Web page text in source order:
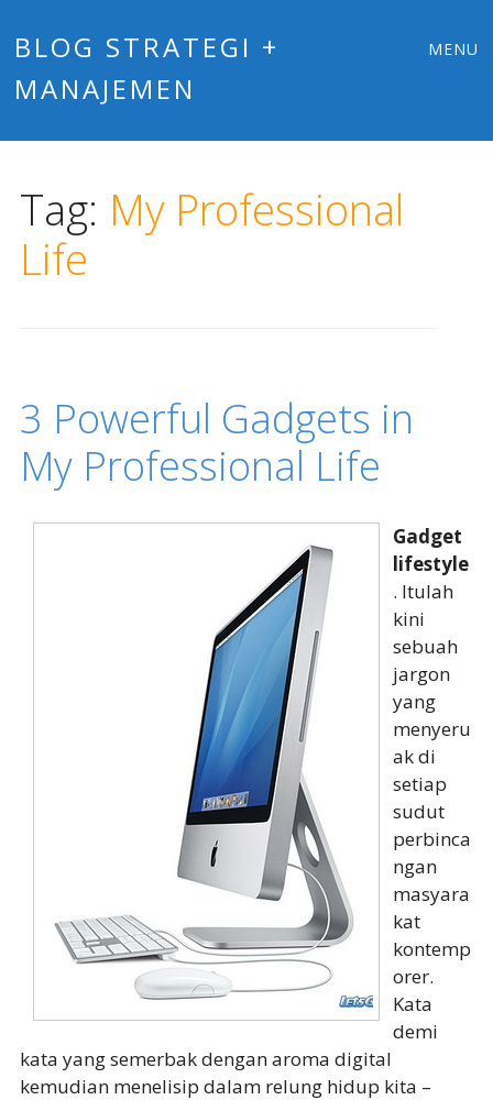
BLOG STRATEGI +
MANAJEMEN
MENU
Tag: My Professional
Life
3 Powerful Gadgets in
My Professional Life
Gadget
lifestyle
. Itulah
kini
sebuah
jargon
yang
menyeru
ak di
setiap
sudut
perbinca
ngan
masyara
kat
kontemp
orer.
Kata
demi
kata yang semerbak dengan aroma digital
kemudian menelisip dalam relung hidup kita –